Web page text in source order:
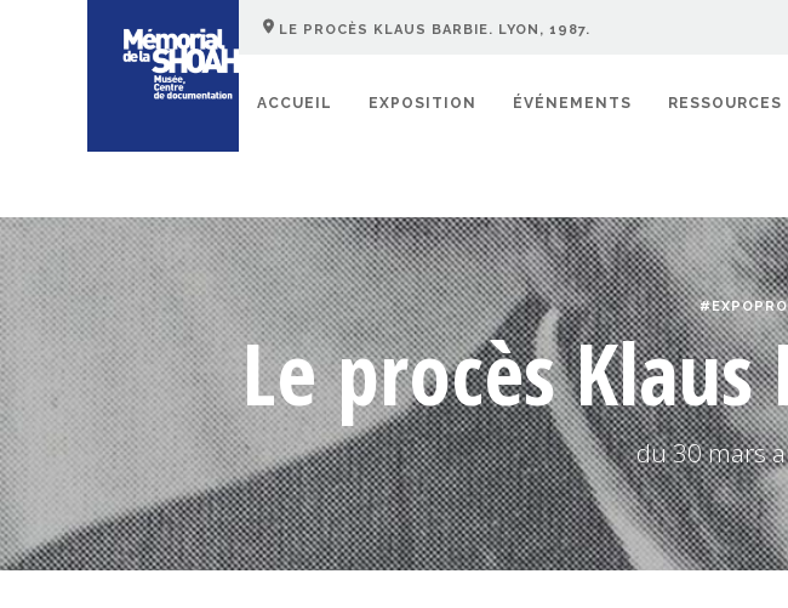
LE PROCÈS KLAUS BARBIE. LYON, 1987.
ACCUEIL EXPOSITION ÉVÉNEMENTS RESSOURCES
Le procès
du 30 mars